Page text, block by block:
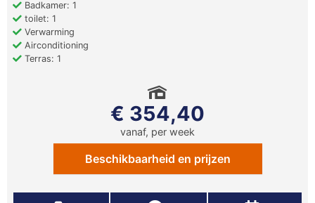
Badkamer: 1
toilet: 1
Verwarming
Airconditioning
Terras: 1
€ 354,40
vanaf, per week
Beschikbaarheid en prijzen